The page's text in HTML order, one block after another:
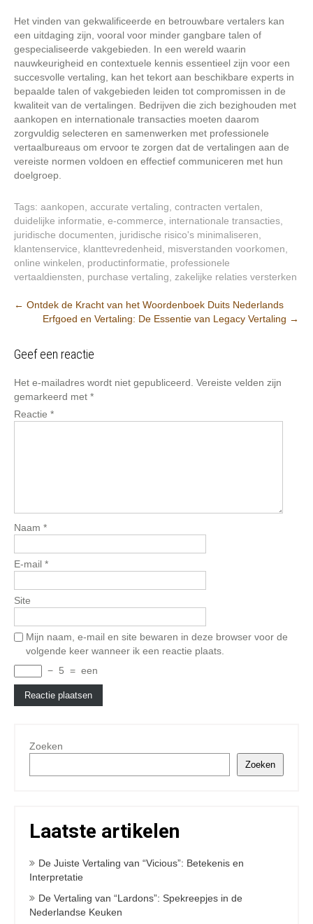
Het vinden van gekwalificeerde en betrouwbare vertalers kan
een uitdaging zijn, vooral voor minder gangbare talen of
gespecialiseerde vakgebieden. In een wereld waarin
nauwkeurigheid en contextuele kennis essentieel zijn voor een
succesvolle vertaling, kan het tekort aan beschikbare experts in
bepaalde talen of vakgebieden leiden tot compromissen in de
kwaliteit van de vertalingen. Bedrijven die zich bezighouden met
aankopen en internationale transacties moeten daarom
zorgvuldig selecteren en samenwerken met professionele
vertaalbureaus om ervoor te zorgen dat de vertalingen aan de
vereiste normen voldoen en effectief communiceren met hun
doelgroep.
Tags: aankopen accurate vertaling contracten vertalen
duidelijke informatie e-commerce internationale transacties
juridische documenten
juridische risico's minimaliseren
klantenservice
klanttevredenheid misverstanden voorkomen
online winkelen
productinformatie
professionele
vertaaldiensten
purchase vertaling zakelijke relaties versterken
Berichtnavigatie
← Ontdek de Kracht van het Woordenboek Duits Nederlands
Erfgoed en Vertaling: De Essentie van Legacy Vertaling →
Geef een reactie
Het e-mailadres wordt niet gepubliceerd. Vereiste velden zijn
gemarkeerd met *
Reactie *
Naam *
E-mail *
Site
Mijn naam, e-mail en site bewaren in deze browser voor de
volgende keer wanneer ik een reactie plaats.
− 5 = een
Zoeken
Zoeken
Laatste artikelen
De Juiste Vertaling van “Vicious”: Betekenis en
Interpretatie
De Vertaling van “Lardons”: Spekreepjes in de
Nederlandse Keuken